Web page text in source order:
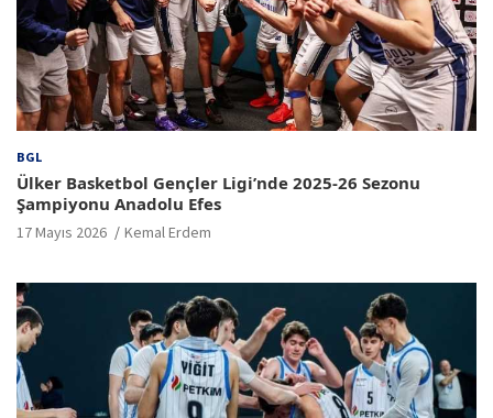
BGL
Ülker Basketbol Gençler Ligi’nde 2025-26 Sezonu
Şampiyonu Anadolu Efes
17 Mayıs 2026 Kemal Erdem